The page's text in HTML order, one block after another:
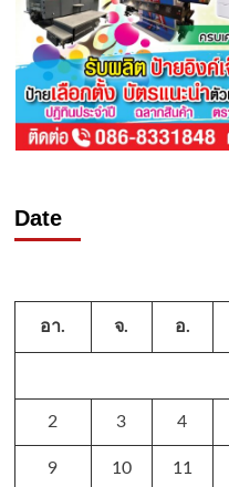
Date
อา. จ. อ.
2 3 4
9 10 11